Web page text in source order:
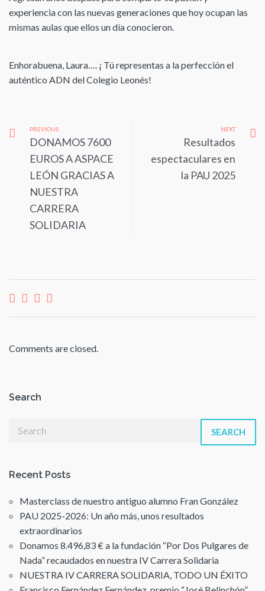
experiencia con las nuevas generaciones que hoy ocupan las
mismas aulas que ellos un día conocieron.
Enhorabuena, Laura…. ¡ Tú representas a la perfección el
auténtico ADN del Colegio Leonés!
PREVIOUS
DONAMOS 7600
EUROS A ASPACE
LEÓN GRACIAS A
NUESTRA
CARRERA
SOLIDARIA
NEXT
Resultados
espectaculares en
la PAU 2025
Comments are closed.
Search
SEARCH
Recent Posts
Masterclass de nuestro antiguo alumno Fran González
PAU 2025-2026: Un año más, unos resultados
extraordinarios
Donamos 8.496,83 € a la fundación “Por Dos Pulgares de
Nada” recaudados en nuestra IV Carrera Solidaria
NUESTRA IV CARRERA SOLIDARIA, TODO UN ÉXITO